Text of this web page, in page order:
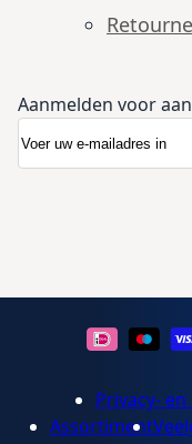
Aanmelden voor
Nieuwsbrief
Privacy-
Assortiment